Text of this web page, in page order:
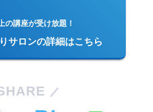
の講座が受け放題！
サロンの詳細はこちら